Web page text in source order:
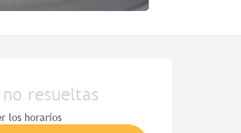
no resueltas
los horarios